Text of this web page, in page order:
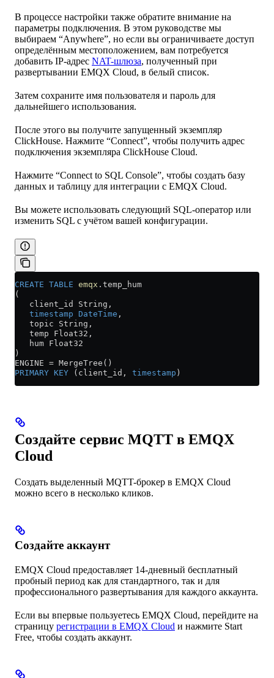
В процессе настройки также обратите внимание на
параметры подключения. В этом руководстве мы
выбираем “Anywhere”, но если вы ограничиваете доступ
определённым местоположением, вам потребуется
добавить IP-адрес NAT-шлюза, полученный при
развертывании EMQX Cloud, в белый список.
Затем сохраните имя пользователя и пароль для
дальнейшего использования.
После этого вы получите запущенный экземпляр
ClickHouse. Нажмите “Connect”, чтобы получить адрес
подключения экземпляра ClickHouse Cloud.
Нажмите “Connect to SQL Console”, чтобы создать базу
данных и таблицу для интеграции с EMQX Cloud.
Вы можете использовать следующий SQL-оператор или
изменить SQL с учётом вашей конфигурации.
CREATE TABLE emqx .temp_hum
(
   client_id String,
   timestamp
DateTime ,
   topic String,
   temp Float32,
   hum Float32
)
ENGINE = MergeTree()
PRIMARY KEY (client_id, timestamp )
Создайте сервис MQTT в EMQX
Cloud
Создать выделенный MQTT-брокер в EMQX Cloud
можно всего в несколько кликов.
Создайте аккаунт
EMQX Cloud предоставляет 14-дневный бесплатный
пробный период как для стандартного, так и для
профессионального развертывания для каждого аккаунта.
Если вы впервые пользуетесь EMQX Cloud, перейдите на
страницу регистрации в EMQX Cloud и нажмите Start
Free, чтобы создать аккаунт.